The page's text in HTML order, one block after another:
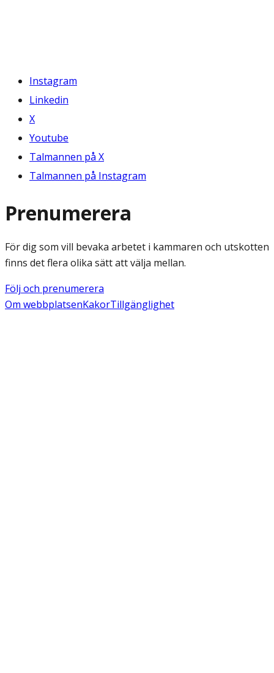
Instagram
Linkedin
X
Youtube
Talmannen på X
Talmannen på Instagram
Prenumerera
För dig som vill bevaka arbetet i kammaren och utskotten
finns det flera olika sätt att välja mellan.
Följ och prenumerera
Om webbplatsenKakorTillgänglighet